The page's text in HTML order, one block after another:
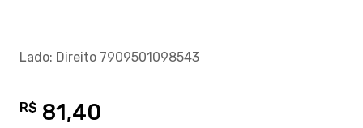
Lado: Direito 7909501098543
R$ 81,40